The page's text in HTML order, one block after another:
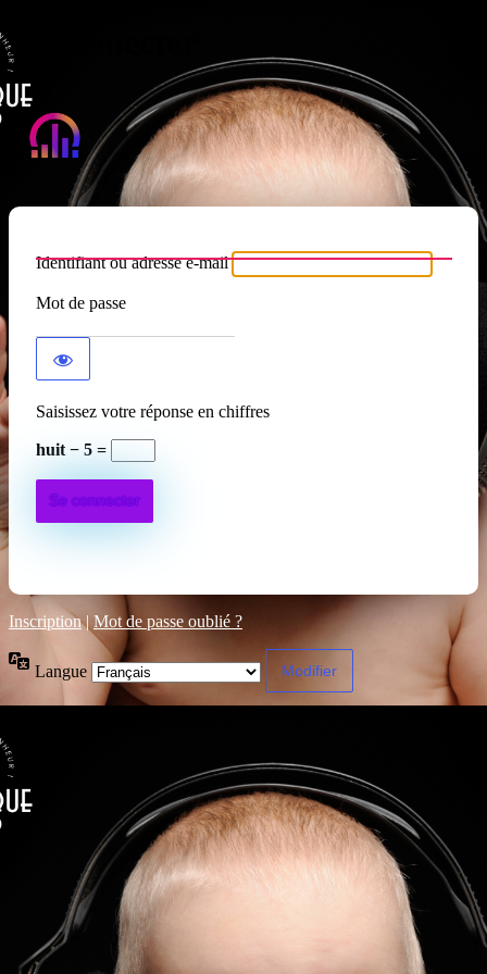
Se connecter
Atypique RADIO
Identifiant ou adresse e-mail
Mot de passe
Saisissez votre réponse en chiffres
huit − 5 =
Inscription| Mot de passe oublié ?
Langue